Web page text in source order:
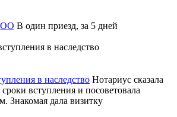
В один приезд, за 5 дней
в наследство Нотариус сказала
вступления и посоветовала
Знакомая дала визитку